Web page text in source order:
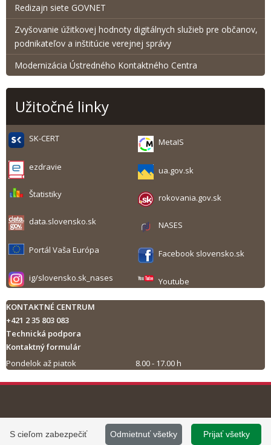
Redizajn siete GOVNET
Zvyšovanie úžitkovej hodnoty digitálnych služieb pre občanov,
podnikateľov a inštitúcie verejnej správy
Modernizácia Ústredného Kontaktného Centra
Užitočné linky
SK-CERT MetaIS
ezdravie ua.gov.sk
Štatistiky rokovania.gov.sk
data.slovensko.sk NASES
Portál Vaša Európa Facebook slovensko.sk
ig/slovensko.sk_nases Youtube
KONTAKTNÉ CENTRUM
+421 2 35 803 083
Technická podpora
Kontaktný formulár
Pondelok až piatok
8.00 - 17.00 h
Tlač obsahu
©2013 - 2026, Slovensko.sk
Prevádzku stránky
Prijať všetky
Odmietnuť všetky
S cieľom zabezpečiť